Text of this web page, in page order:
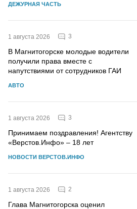
ДЕЖУРНАЯ ЧАСТЬ
1 августа 2026 3
В Магнитогорске молодые водители
получили права вместе с
напутствиями от сотрудников ГАИ
АВТО
1 августа 2026 3
Принимаем поздравления! Агентству
«Верстов.Инфо» – 18 лет
НОВОСТИ ВЕРСТОВ.ИНФО
1 августа 2026 2
Глава Магнитогорска оценил